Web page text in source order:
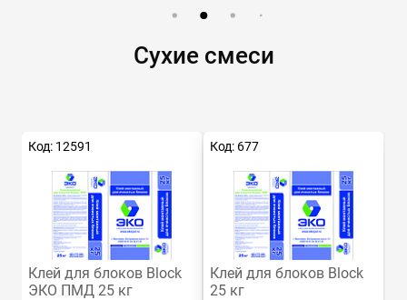
Сухие смеси
Код: 12591
Клей для блоков Block
ЭКО ПМД 25 кг
Код: 677
Клей для блоков Block
25 кг